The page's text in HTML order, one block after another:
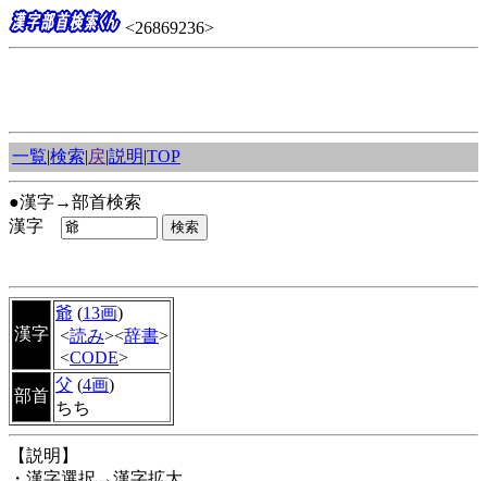
<26869236>
一覧|検索|戻|説明|TOP
●漢字→部首検索
漢字
漢字
爺 (13画)
<読み><辞書>
<CODE>
部首
父 (4画)
ちち
【説明】